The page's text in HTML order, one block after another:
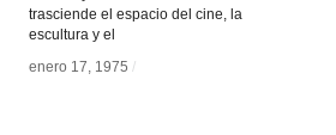
trasciende el espacio del cine, la
escultura y el
enero 17, 1975 /
enero 17, 1975 /